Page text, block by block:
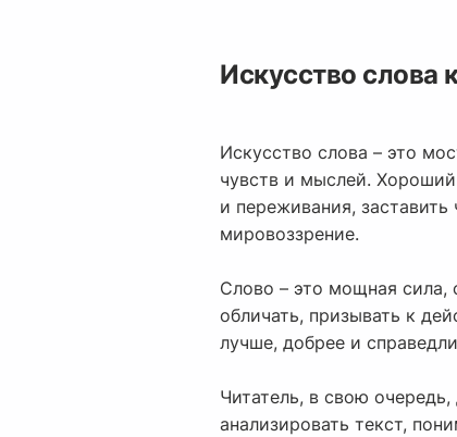
Искусство слова
Искусство слова – это
чувств и мыслей. Хороший
и переживания,
мировоззрение.
Слово – это мощная сила,
обличать, призывать к
лучше, добрее и
Читатель, в свою
анализировать текст,